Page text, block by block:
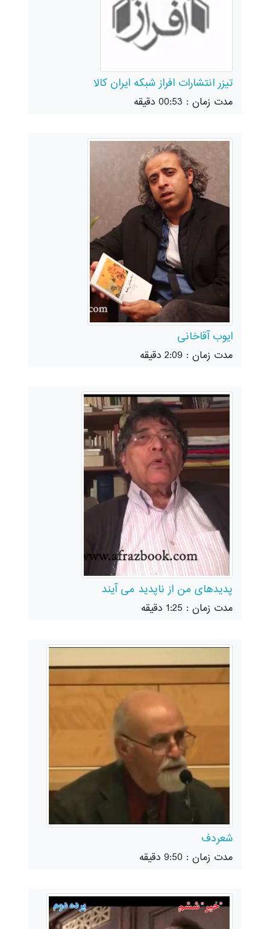
تیزر انتشارات افراز شبکه ایران کالا
مدت زمان : 00:53 دقیقه
ایوب آقاخانی
مدت زمان : 2:09 دقیقه
پدیدهای من از ناپدید می آیند
مدت زمان : 1:25 دقیقه
شعردف
مدت زمان : 9:50 دقیقه